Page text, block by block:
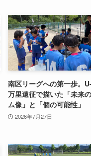
南区リーグへの第一歩。
万里遠征で描いた「未来
ム像」と「個の可能性」
2026年7月27日